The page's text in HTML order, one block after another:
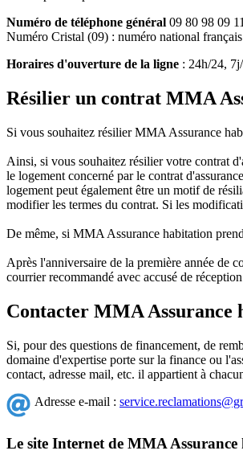
Numéro de téléphone général 09 80 98 09 11
Numéro Cristal (09) : numéro national
Horaires d'ouverture de la ligne : 24h/24,
Résilier un contrat MMA
Si vous souhaitez résilier MMA Assurance
Ainsi, si vous souhaitez résilier votre contrat
le logement concerné par le contrat
logement peut également être un motif de
modifier les termes du contrat. Si les
De même, si MMA Assurance habitation
Après l'anniversaire de la première année de
courrier recommandé avec accusé de
Contacter MMA
Si, pour des questions de financement, de
domaine d'expertise porte sur la finance ou
contact, adresse mail, etc. il appartient à
Adresse e-mail :
Le site Internet de MMA